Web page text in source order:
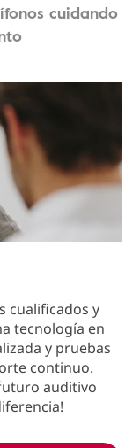
cuidando
cualificados y
tecnología en
y pruebas
continuo.
auditivo